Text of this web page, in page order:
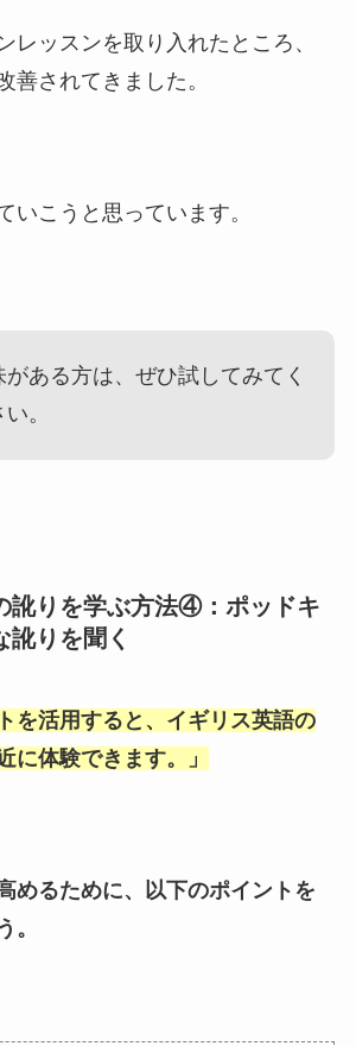
レッスンを取り入れたところ、
善されてきました。
いこうと思っています。
がある方は、ぜひ試してみてく
。
訛りを学ぶ方法④：ポッドキ
訛りを聞く
を活用すると、イギリス英語の
に体験できます。
」
めるために、以下のポイントを
。